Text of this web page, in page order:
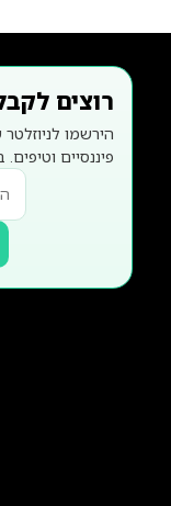
רוצים
הירשמו
פיננסיים